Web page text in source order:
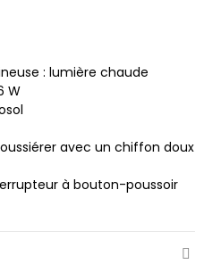
: lumière chaude
W
avec un chiffon doux
à bouton-poussoir